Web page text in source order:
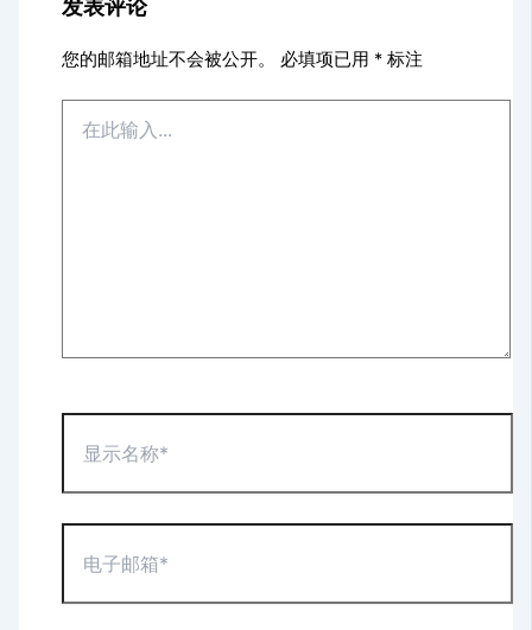
发表评论
您的邮箱地址不会被公开。 必填项已用 * 标注
称
*
箱